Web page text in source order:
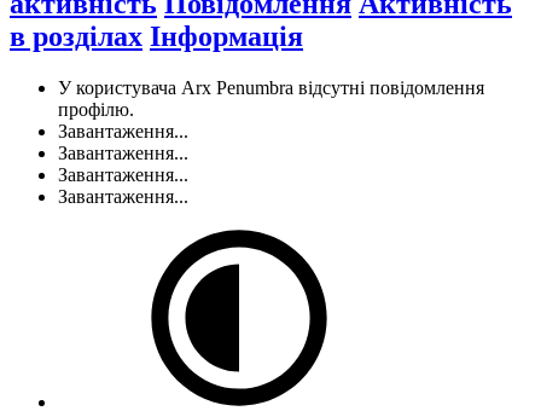
в розділах Інформація
У користувача Arx Penumbra відсутні повідомлення
профілю.
Завантаження...
Завантаження...
Завантаження...
Завантаження...